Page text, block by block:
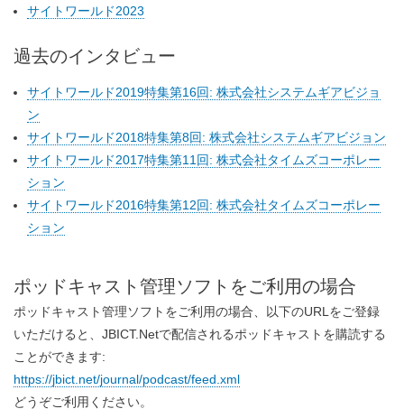
サイトワールド2023
過去のインタビュー
サイトワールド2019特集第16回: 株式会社システムギアビジョ
ン
サイトワールド2018特集第8回: 株式会社システムギアビジョン
サイトワールド2017特集第11回: 株式会社タイムズコーポレー
ション
サイトワールド2016特集第12回: 株式会社タイムズコーポレー
ション
ポッドキャスト管理ソフトをご利用の場合
ポッドキャスト管理ソフトをご利用の場合、以下のURLをご登録
いただけると、JBICT.Netで配信されるポッドキャストを購読する
ことができます:
https://jbict.net/journal/podcast/feed.xml
どうぞご利用ください。